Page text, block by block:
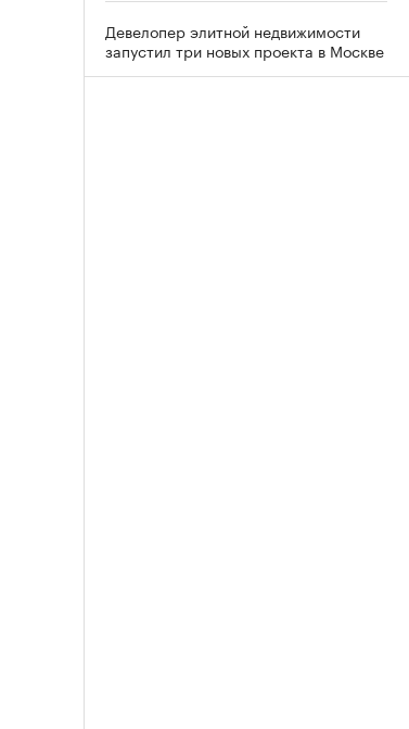
Девелопер элитной недвижимости
запустил три новых проекта в Москве